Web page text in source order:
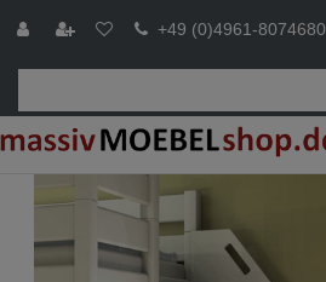
+49 (0)4961-8074680